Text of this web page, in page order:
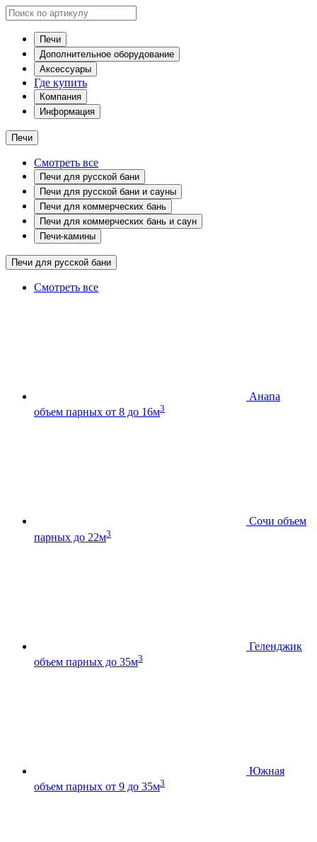
Печи
Дополнительное оборудование
Аксессуары
Где купить
Компания
Информация
Печи
Смотреть все
Печи для русской бани
Печи для русской бани и сауны
Печи для коммерческих бань
Печи для коммерческих бань и саун
Печи-камины
Печи для русской бани
Смотреть все
Анапа
объем парных от 8 до 16м3
Сочи объем
парных до 22м3
Геленджик
объем парных до 35м3
Южная
объем парных от 9 до 35м3